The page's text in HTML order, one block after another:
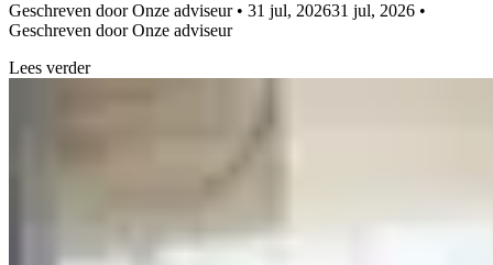
Geschreven door Onze adviseur • 31 jul, 202631 jul, 2026 •
Geschreven door Onze adviseur
Lees verder